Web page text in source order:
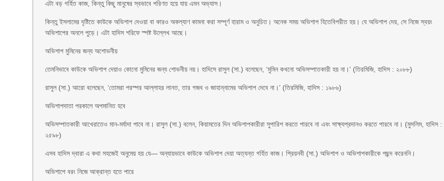
এটা বড় গর্হিত কাজ, কিন্তু কিছু মানুষের স্বভাবে পরিণত হয়ে যায় এমন অভ্যাস।
কিন্তু ইসলামের দৃষ্টিতে কাউকে অভিশাপ দেওয়া বা কারও অকল্যাণ কামনা করা সম্পূর্ণ হারাম ও অনুচিত। অনেক সময় অভিশাপ হিতেবিপরীত হয়। যে অভিশাপ দেয়, সে নিজে স্বয়ং
অভিশাপের অনলে পুড়ে। এটা হাদিস শরিফে স্পষ্ট উল্লেখ আছে।
অভিশাপ মুমিনের জন্য অশোভনীয়
তেমনিভাবে কাউকে অভিশাপ দেয়াও কোনো মুমিনের জন্য শোভনীয় নয়। হাদিসে রাসুল (সা.) বলেছেন, ‘মুমিন কখনো অভিসম্পাতকারী হয় না।’ (তিরমিজি, হাদিস : ২০৮৮)
রাসুল (সা.) আরো বলেছেন, ‘তোমরা পরস্পর আল্লাহর লানত, তার গজব ও জাহান্নামের অভিশাপ দেবে না।’ (তিরমিজি, হাদিস : ১৯৮৬)
অভিশাপদাতা পরকালে অপমানিত হবে
অভিসম্পাতকারী আখেরাতেও মান-মর্যাদা পাবে না। রাসুল (সা.) বলেন, কিয়ামতের দিন অভিশাপকারীরা সুপারিশ করতে পারবে না এবং সাক্ষ্যপ্রদানও করতে পারবে না। (মুসলিম, হাদিস :
২৫৯৮)
এসব হাদিস দ্বারা এ কথা সহজেই অনুমেয় হয় যে— অন্যায়ভাবে কাউকে অভিশাপ দেয়া অত্যন্ত গর্হিত কাজ। প্রিয়নবী (সা.) অভিশাপ ও অভিশাপকারীকে পছন্দ করেননি।
অভিশাপে বরং নিজে আক্রান্ত হতে পারে